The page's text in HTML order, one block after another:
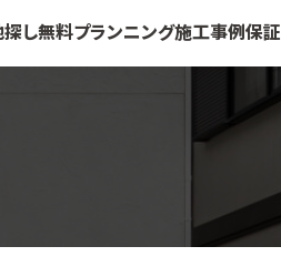
し無料プランニング施工事例保証